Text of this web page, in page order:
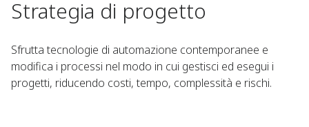
Strategia di progetto
Sfrutta tecnologie di automazione contemporanee e
modifica i processi nel modo in cui gestisci ed esegui i
progetti, riducendo costi, tempo, complessità e rischi.